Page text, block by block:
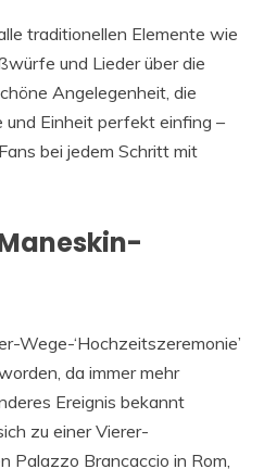
traditionellen Elemente wie
und Lieder über die
Angelegenheit, die
und Einheit perfekt einfing –
bei jedem Schritt mit
Wege-‘Hochzeitszeremonie’
da immer mehr
Ereignis bekannt
zu einer Vierer-
Palazzo Brancaccio in Rom,